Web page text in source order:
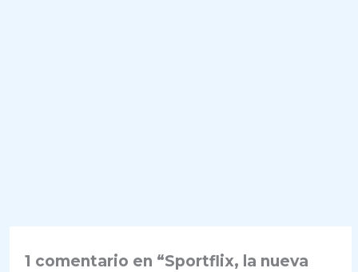
1 comentario en “Sportflix, la nueva